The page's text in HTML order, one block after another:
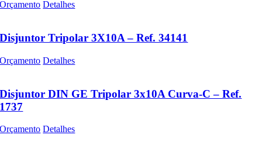
Orçamento Detalhes
Disjuntor Tripolar 3X10A – Ref. 34141
Orçamento Detalhes
Disjuntor DIN GE Tripolar 3x10A Curva-C – Ref.
1737
Orçamento Detalhes